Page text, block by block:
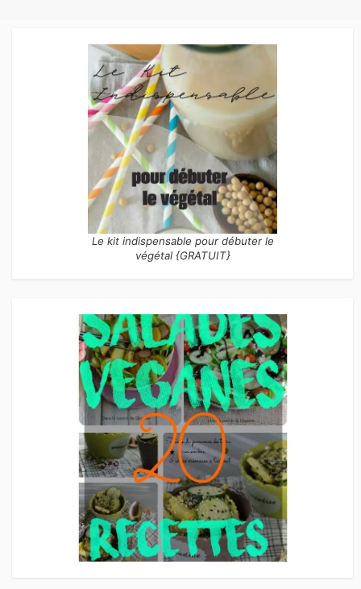
Le kit indispensable pour débuter le
végétal {GRATUIT}